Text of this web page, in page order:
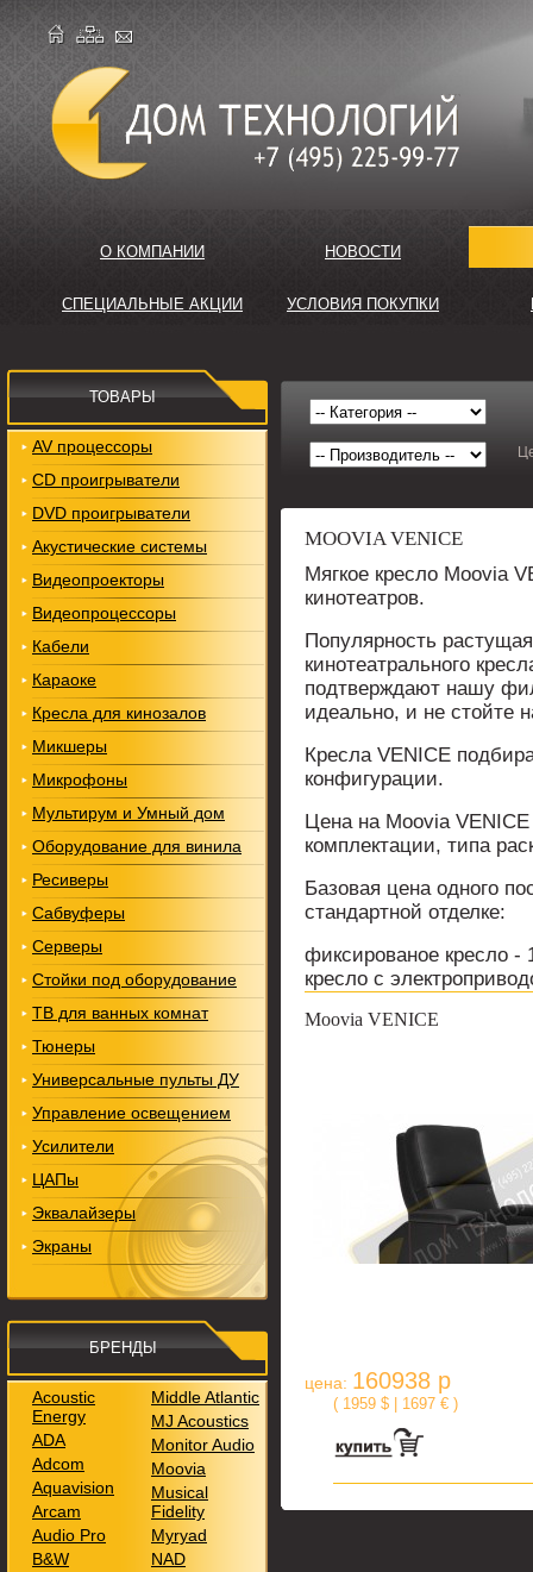
О КОМПАНИИ НОВОСТИ
СПЕЦИАЛЬНЫЕ АКЦИИ УСЛОВИЯ ПОКУПКИ
MOOVIA VENICE
Мягкое кресло Moovia
кинотеатров.
Популярность
кинотеатрального
подтверждают нашу
идеально, и не стойте
Кресла VENICE
конфигурации.
Цена на Moovia
комплектации, типа
Базовая цена одного
стандартной отделке:
фиксированое кресло -
кресло с
Moovia VENICE
цена: 160938 р
( 1959 $ | 1697 € )
ТОВАРЫ
AV процессоры
CD проигрыватели
DVD проигрыватели
Акустические системы
Видеопроекторы
Видеопроцессоры
Кабели
Караоке
Кресла для кинозалов
Микшеры
Микрофоны
Мультирум и Умный дом
Оборудование для винила
Ресиверы
Сабвуферы
Серверы
Стойки под оборудование
ТВ для ванных комнат
Тюнеры
Универсальные пульты ДУ
Управление освещением
Усилители
ЦАПы
Эквалайзеры
Экраны
БРЕНДЫ
Acoustic
Energy
ADA
Adcom
Aquavision
Arcam
Audio Pro
B&W
Middle Atlantic
MJ Acoustics
Monitor Audio
Moovia
Musical
Fidelity
Myryad
NAD